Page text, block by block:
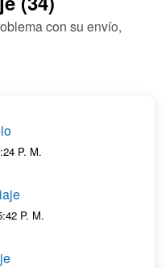
con su envío,
P. M.
P. M.